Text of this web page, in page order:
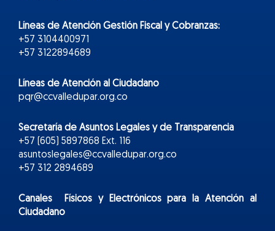
Líneas de Atención Gestión Fiscal y Cobranzas:
+57 3104400971
+57 3122894689
Líneas de Atención al Ciudadano
pqr@ccvalledupar.org.co
Secretaría de Asuntos Legales y de Transparencia
+57 (605) 5897868 Ext. 116
asuntoslegales@ccvalledupar.org.co
+57 312 2894689
Canales Físicos yElectrónicospara la Atención al
Ciudadano